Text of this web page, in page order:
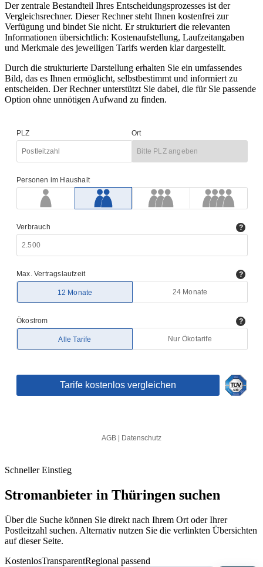
Der zentrale Bestandteil Ihres Entscheidungsprozesses ist der
Vergleichsrechner. Dieser Rechner steht Ihnen kostenfrei zur
Verfügung und bindet Sie nicht. Er strukturiert die relevanten
Informationen übersichtlich: Kostenaufstellung, Laufzeitangaben
und Merkmale des jeweiligen Tarifs werden klar dargestellt.
Durch die strukturierte Darstellung erhalten Sie ein umfassendes
Bild, das es Ihnen ermöglicht, selbstbestimmt und informiert zu
entscheiden. Der Rechner unterstützt Sie dabei, die für Sie passende
Option ohne unnötigen Aufwand zu finden.
Schneller Einstieg
Stromanbieter in Thüringen suchen
Über die Suche können Sie direkt nach Ihrem Ort oder Ihrer
Postleitzahl suchen. Alternativ nutzen Sie die verlinkten Übersichten
auf dieser Seite.
KostenlosTransparentRegional passend